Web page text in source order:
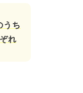
うち
れ